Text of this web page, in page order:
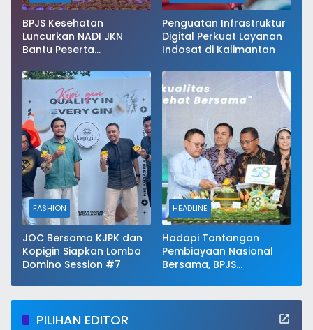
BPJS Kesehatan
Luncurkan NADI JKN
Bantu Peserta
Penguatan Infrastruktur
Digital Perkuat Layanan
Indosat di Kalimantan
FASHION
JOC Bersama KJPK dan
Kopigin Siapkan Lomba
Domino Session #7
HEADLINE
Hadapi Tantangan
Pembiayaan Nasional
Bersama, BPJS
PILIHAN EDITOR